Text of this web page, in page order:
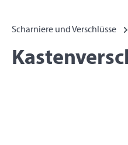
Scharniere und Verschlüsse